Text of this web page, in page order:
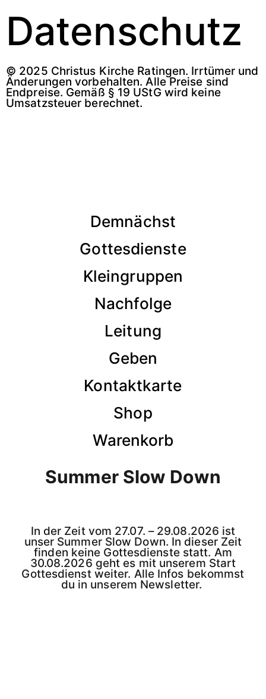
Datenschutz
© 2025 Christus Kirche Ratingen. Irrtümer und
Änderungen vorbehalten. Alle Preise sind
Endpreise. Gemäß § 19 UStG wird keine
Umsatzsteuer berechnet.
Demnächst
Gottesdienste
Kleingruppen
Nachfolge
Leitung
Geben
Kontaktkarte
Shop
Warenkorb
Summer Slow Down
In der Zeit vom 27.07. – 29.08.2026 ist
unser Summer Slow Down. In dieser Zeit
finden keine Gottesdienste statt. Am
30.08.2026 geht es mit unserem Start
Gottesdienst weiter. Alle Infos bekommst
du in unserem Newsletter.